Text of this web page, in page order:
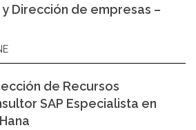
Dirección de empresas –
de Recursos
SAP Especialista en